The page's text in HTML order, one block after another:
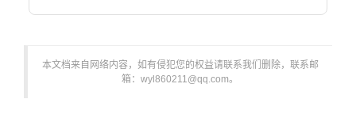
本文档来自网络内容，如有侵犯您的权益请联系我们删除，联系邮
箱：wyl860211@qq.com。